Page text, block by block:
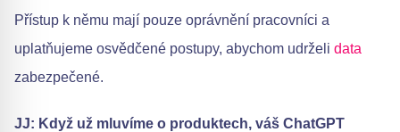
Přístup k němu mají pouze oprávnění pracovníci a
uplatňujeme osvědčené postupy, abychom udrželi data
zabezpečené.
JJ: Když už mluvíme o produktech, váš ChatGPT